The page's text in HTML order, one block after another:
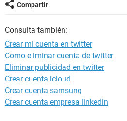
Compartir
Consulta también:
Crear mi cuenta en twitter
Como eliminar cuenta de twitter
Eliminar publicidad en twitter
Crear cuenta icloud
Crear cuenta samsung
Crear cuenta empresa linkedin